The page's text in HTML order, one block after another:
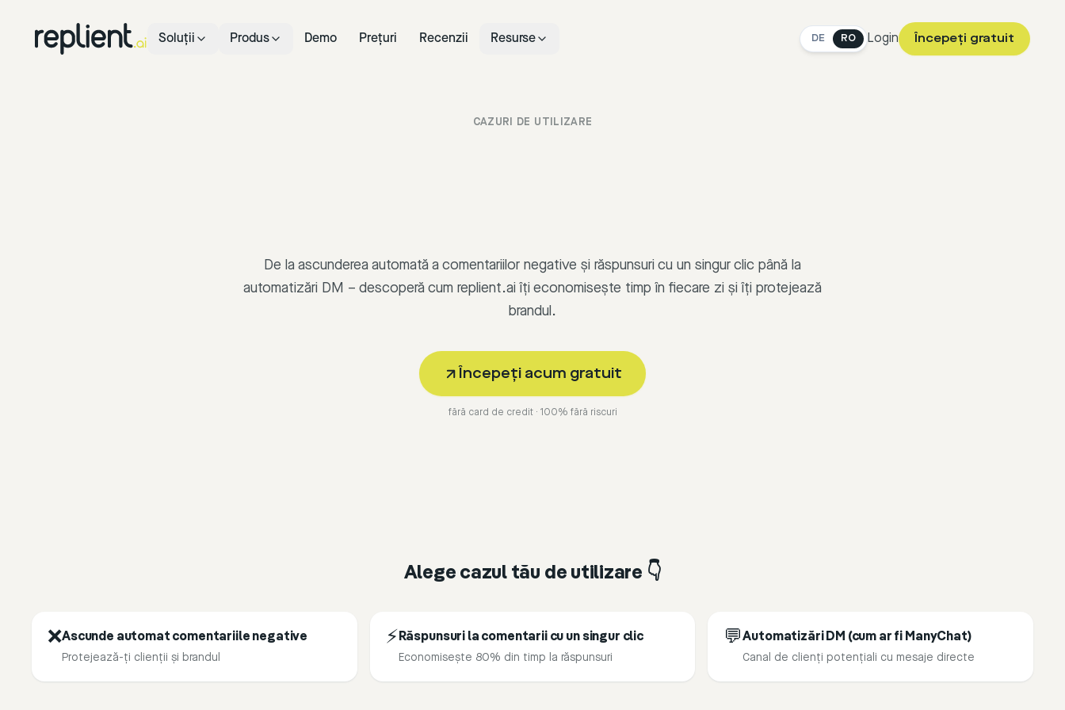
Soluții Produs Demo Prețuri Recenzii Resurse DE RO Login Începeți gratuit
CAZURI DE UTILIZARE
De la ascunderea automată a comentariilor negative și răspunsuri cu un singur clic până la
automatizări DM – descoperă cum replient.ai îți economisește timp în fiecare zi și îți protejează
brandul.
Începeți acum gratuit
fără card de credit · 100% fără riscuri
Alege cazul tău de utilizare 👇
❌Ascunde automat comentariile negative
Protejează-ți clienții și brandul
⚡ Răspunsuri la comentarii cu un singur clic
Economisește 80% din timp la răspunsuri
💬Automatizări DM (cum ar fi ManyChat)
Canal de clienți potențiali cu mesaje directe